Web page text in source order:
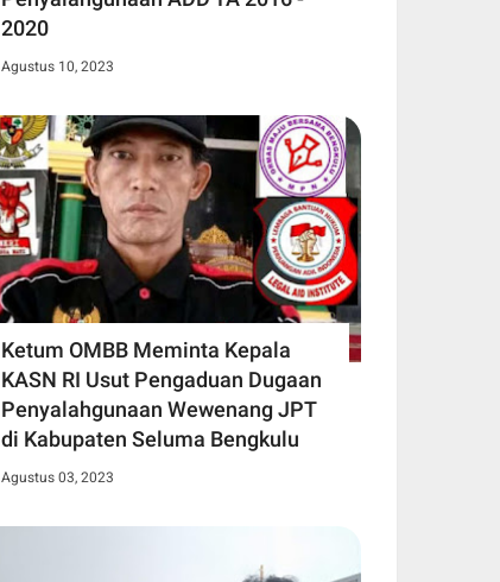
2020
Agustus 10, 2023
Ketum OMBB Meminta Kepala
KASN RI Usut Pengaduan Dugaan
Penyalahgunaan Wewenang JPT
di Kabupaten Seluma Bengkulu
Agustus 03, 2023